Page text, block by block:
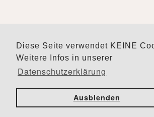
Diese Seite verwendet KEINE
Weitere Infos in unserer
Datenschutzerklärung
Ausblenden
Designed by
Unsere Erklärung zur
Impressum. Barrieren können Sie
Mailadresse